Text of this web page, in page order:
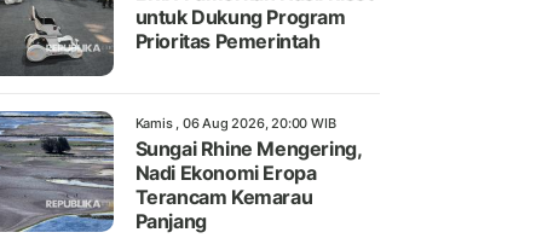
untuk Dukung Program
Prioritas Pemerintah
Kamis , 06 Aug 2026, 20:00 WIB
Sungai Rhine Mengering,
Nadi Ekonomi Eropa
Terancam Kemarau
Panjang